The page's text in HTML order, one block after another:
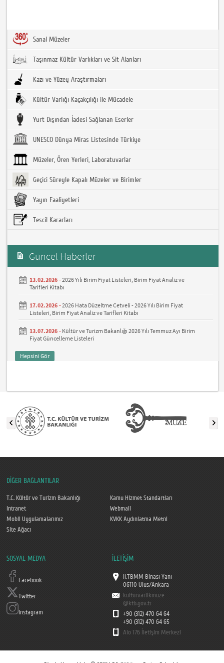
Sanal Müzeler
Taşınmaz Kültür Varlıkları ve Sit Alanları
Kazı ve Yüzey Araştırmaları
Kültür Varlığı Kaçakçılığı ile Mücadele
Yurt Dışından İadesi Sağlanan Eserler
UNESCO Dünya Miras Listesinde Türkiye
Müzeler, Ören Yerleri, Laboratuvarlar
Geçici Süreyle Kapalı Müzeler ve Birimler
Yayın Faaliyetleri
Tescil Kararları
Güncel Haberler
13.02.2026 -2026 Yılı Birim Fiyat Listeleri, Birim Fiyat Analiz ve
Tarifleri Kitabı
17.02.2026 -2026 Hata Düzeltme Cetveli - 2026 Yılı Birim Fiyat
Listeleri, Birim Fiyat Analiz ve Tarifleri Kitabı
13.07.2026 - Kültür ve Turizm Bakanlığı 2026 Yılı Temmuz Ayı Birim
Fiyat Güncelleme Listeleri
Hepsini Gör
DİĞER BAĞLANTILAR
T.C. Kültür ve Turizm Bakanlığı
Kamu Hizmet Standartları
Intranet
Webmail
Mobil Uygulamalarımız
KVKK Aydınlatma Metni
Site Ağacı
SOSYAL MEDYA
Facebook
Twitter
Instagram
İLETİŞİM
II.TBMM Binası Yanı
06110 Ulus/Ankara
kulturvarlikmuze
@ktb.gov.tr
+90 (312) 470 64 64
+90 (312) 470 64 65
Alo 176 İletişim Merkezi